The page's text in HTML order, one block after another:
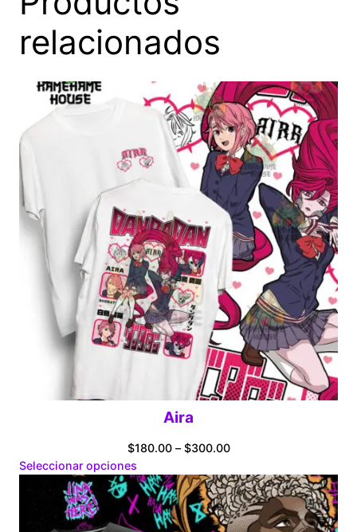
relacionados
Aira
$180.00 – $300.00Price
$180.00
through
$300.00
Seleccionar opciones